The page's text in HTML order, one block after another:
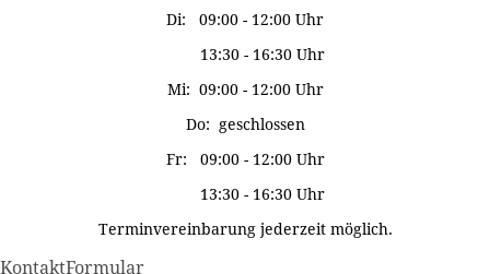
Di: 09:00 - 12:00 Uhr
13:30 - 16:30 Uhr
Mi: 09:00 - 12:00 Uhr
Do: geschlossen
Fr: 09:00 - 12:00 Uhr
13:30 - 16:30 Uhr
Terminvereinbarung jederzeit möglich.
KontaktFormular